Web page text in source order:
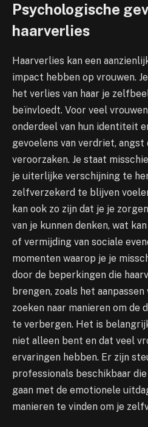
Psychologische
haarverlies
Haarverlies kan een
impact hebben op vrouwen.
het verlies van haar je
beïnvloedt. Voor veel
onderdeel van hun identiteit
gevoelens van verdriet, angst
veroorzaken. Je staat
je uiterlijke verschijning te
zelfverzekerd te blijven
kan ook zo zijn dat je je
van je kunnen denken, wat
of vermijding van sociale
momenten waarop je je
door de beperkingen die
brengen, zoals het
zoeken naar manieren om de
te verbergen. Het is
niet alleen bent en dat veel
ervaringen hebben. Er zijn
professionals beschikbaar
gaan met de emotionele
manieren te vinden om je